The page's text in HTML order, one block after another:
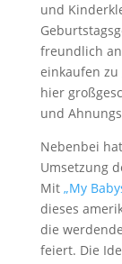
und
freundlich
einkaufen
hier
und
Nebenbei
Umsetzung
Mit „My
dieses
die
feiert. Die